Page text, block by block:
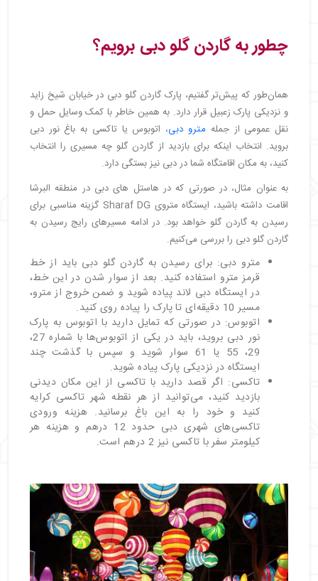
چطور به گاردن گلو دبی برویم؟
همان‌طور که پیش‌تر گفتیم، پارک گاردن گلو دبی در خیابان شیخ زاید
و نزدیکی پارک زعبیل قرار دارد. به همین خاطر با کمک وسایل حمل و
نقل عمومی از جمله مترو دبی، اتوبوس یا تاکسی به باغ نور دبی
بروید. انتخاب اینکه برای بازدید از گاردن گلو چه مسیری را انتخاب
کنید، به مکان اقامتگاه شما در دبی نیز بستگی دارد.
به عنوان مثال، در صورتی که در هاستل های دبی در منطقه البرشا
اقامت داشته باشید، ایستگاه متروی Sharaf DG گزینه مناسبی برای
رسیدن به گاردن گلو خواهد بود. در ادامه مسیرهای رایج رسیدن به
گاردن گلو دبی را بررسی می‌کنیم.
مترو دبی: برای رسیدن به گاردن گلو دبی باید از خط
قرمز مترو استفاده کنید. بعد از سوار شدن در این خط،
در ایستگاه دبی لاند پیاده شوید و ضمن خروج از مترو،
مسیر 10 دقیقه‌ای تا پارک را پیاده روی کنید.
اتوبوس: در صورتی که تمایل دارید با اتوبوس به پارک
نور دبی بروید، باید در یکی از اتوبوس‌ها با شماره 27،
29، 55 یا 61 سوار شوید و سپس با گذشت چند
ایستگاه در نزدیکی پارک پیاده شوید.
تاکسی: اگر قصد دارید با تاکسی از این مکان دیدنی
بازدید کنید، می‌توانید از هر نقطه شهر تاکسی کرایه
کنید و خود را به این باغ برسانید. هزینه ورودی
تاکسی‌های شهری دبی حدود 12 درهم و هزینه هر
کیلومتر سفر با تاکسی نیز 2 درهم است.